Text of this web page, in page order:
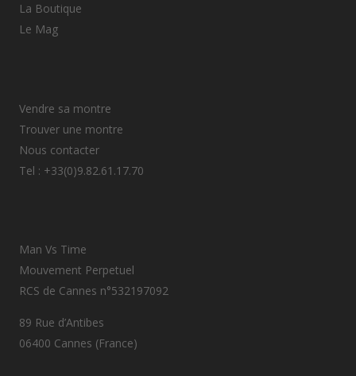
La Boutique
Le Mag
Vendre sa montre
Trouver une montre
Nous contacter
Tel : +33(0)9.82.61.17.70
Man Vs Time
Mouvement Perpetuel
RCS de Cannes n°532197092
89 Rue d’Antibes
06400 Cannes (France)